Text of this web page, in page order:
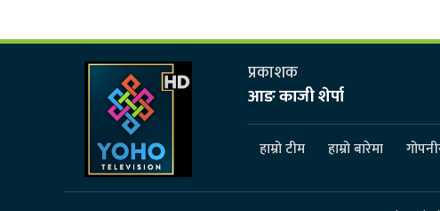
प्रकाशक
आङ काजी शेर्पा
हाम्रो टीम हाम्रो बारेमा